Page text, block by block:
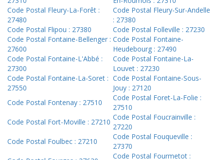
Code Postal Fleury-La-Forêt :
27480
Code Postal Fleury-Sur-Andelle
: 27380
Code Postal Flipou : 27380
Code Postal Folleville : 27230
Code Postal Fontaine-Bellenger :
27600
Code Postal Fontaine-
Heudebourg : 27490
Code Postal Fontaine-L'Abbé :
27300
Code Postal Fontaine-La-
Louvet : 27230
Code Postal Fontaine-La-Soret :
27550
Code Postal Fontaine-Sous-
Jouy : 27120
Code Postal Fontenay : 27510
Code Postal Foret-La-Folie :
27510
Code Postal Fort-Moville : 27210
Code Postal Foucrainville :
27220
Code Postal Foulbec : 27210
Code Postal Fouqueville :
27370
Code Postal Fourmetot :